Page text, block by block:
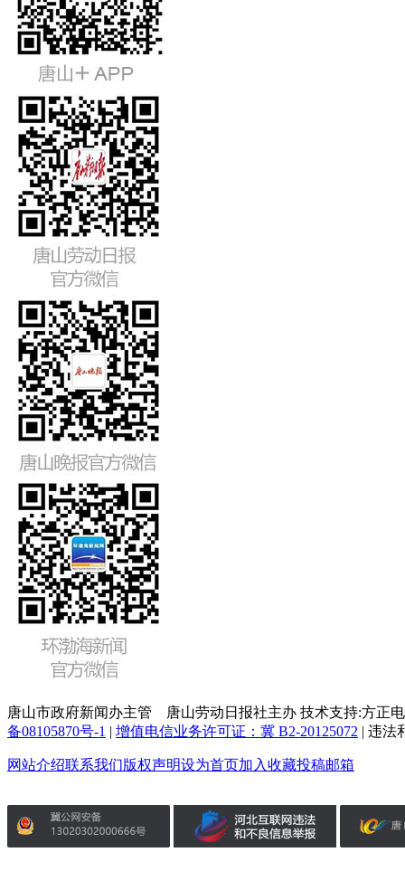
唐山市政府新闻办主管 唐山劳动日报社主办 技术支持:方正
备08105870号-1
增值电信业务许可证：冀 B2-20125072 | 违法
网站介绍联系我们版权声明设为首页 加入收藏投稿邮箱